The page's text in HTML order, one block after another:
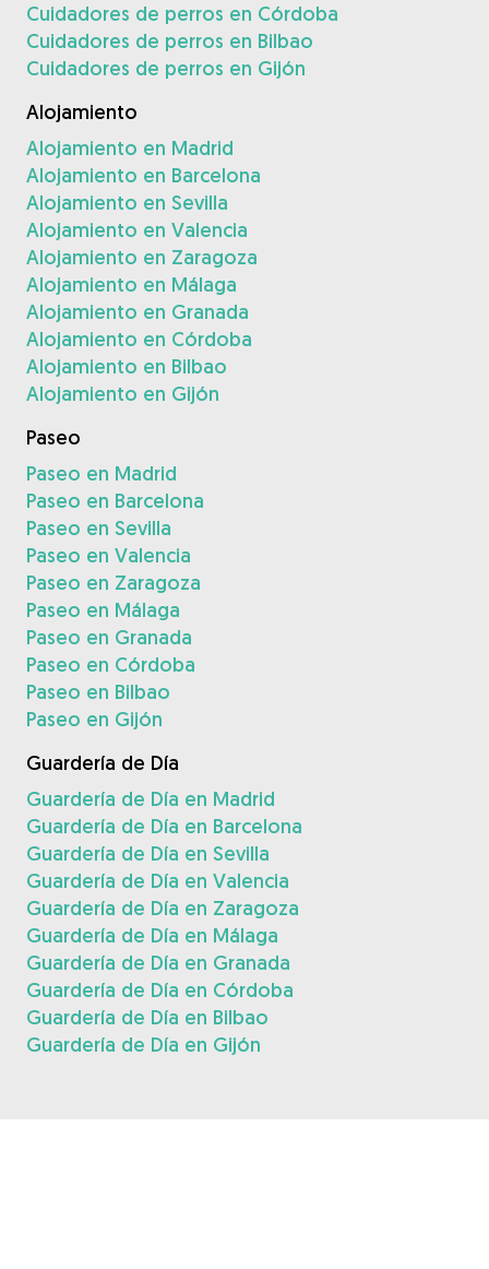
Cuidadores de perros en Córdoba
Cuidadores de perros en Bilbao
Cuidadores de perros en Gijón
Alojamiento
Alojamiento en Madrid
Alojamiento en Barcelona
Alojamiento en Sevilla
Alojamiento en Valencia
Alojamiento en Zaragoza
Alojamiento en Málaga
Alojamiento en Granada
Alojamiento en Córdoba
Alojamiento en Bilbao
Alojamiento en Gijón
Paseo
Paseo en Madrid
Paseo en Barcelona
Paseo en Sevilla
Paseo en Valencia
Paseo en Zaragoza
Paseo en Málaga
Paseo en Granada
Paseo en Córdoba
Paseo en Bilbao
Paseo en Gijón
Guardería de Día
Guardería de Día en Madrid
Guardería de Día en Barcelona
Guardería de Día en Sevilla
Guardería de Día en Valencia
Guardería de Día en Zaragoza
Guardería de Día en Málaga
Guardería de Día en Granada
Guardería de Día en Córdoba
Guardería de Día en Bilbao
Guardería de Día en Gijón